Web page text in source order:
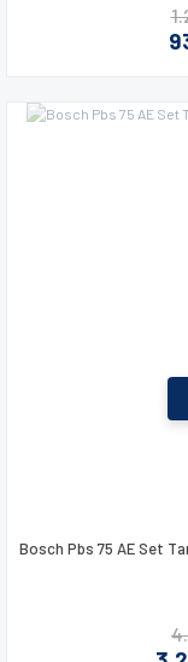
Bosch Pbs 75 AE Set